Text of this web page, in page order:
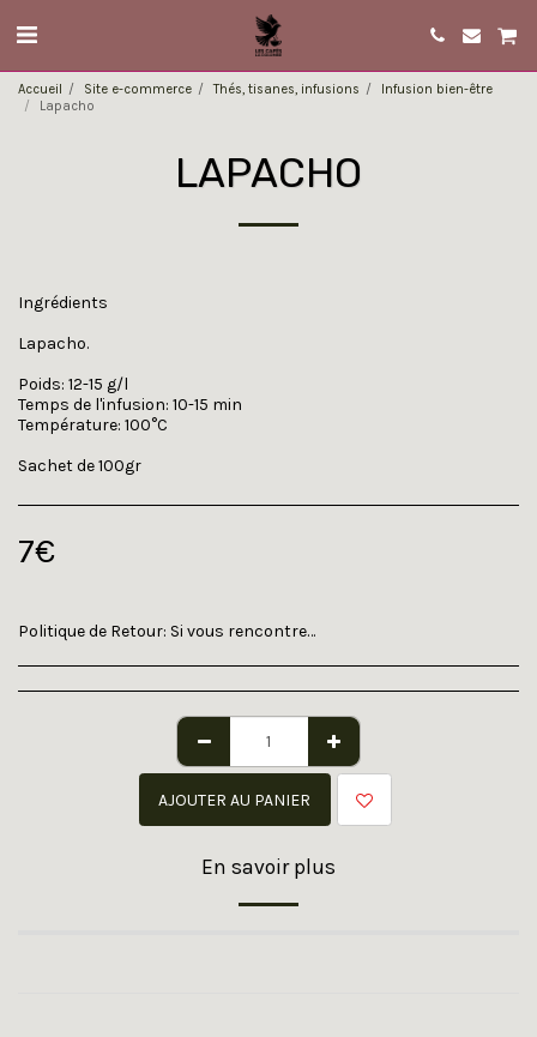
Accueil Site e-commerce Thés, tisanes, infusions
Infusion bien-être
Lapacho
LAPACHO
Ingrédients
Lapacho.
Poids: 12-15 g/l
Temps de l'infusion: 10-15 min
Température: 100°C
Sachet de 100gr
7€
Politique de Retour: Si vous rencontrer un problème sur le site ou sur la livraison ou toutes autres natures que ce soit, veuillez nous contacter par mail
AJOUTER AU PANIER
En savoir plus